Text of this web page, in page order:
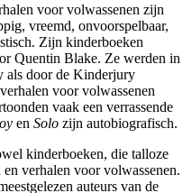
voor volwassenen zijn
vreemd, onvoorspelbaar,
Zijn kinderboeken
Quentin Blake. Ze werden in
als door de Kinderjury
voor volwassenen
vaak een verrassende
en Solo zijn autobiografisch.
kinderboeken, die talloze
verhalen voor volwassenen.
auteurs van de